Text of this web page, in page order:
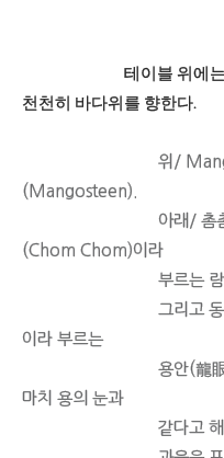
테이블 위에는 몇 가
천천히 바다위를 향한다.
위/ Mang cut(망꿋
(Mangosteen).
아래/ 촘촘히 털이
(Chom Chom)이라
부르는 람푸탄
그리고 동글동글한
이라 부르는
용안(龍眼,
마치 용의 눈과
같다고 해서 붙여